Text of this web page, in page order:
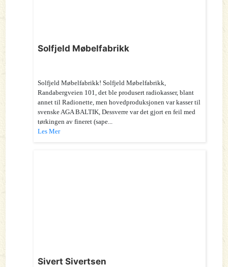
Solfjeld Møbelfabrikk
Solfjeld Møbelfabrikk! Solfjeld Møbelfabrikk,
Randabergveien 101, det ble produsert radiokasser, blant
annet til Radionette, men hovedproduksjonen var kasser til
svenske AGA BALTIK, Dessverre var det gjort en feil med
tørkingen av fineret (sape...
Les Mer
Sivert Sivertsen